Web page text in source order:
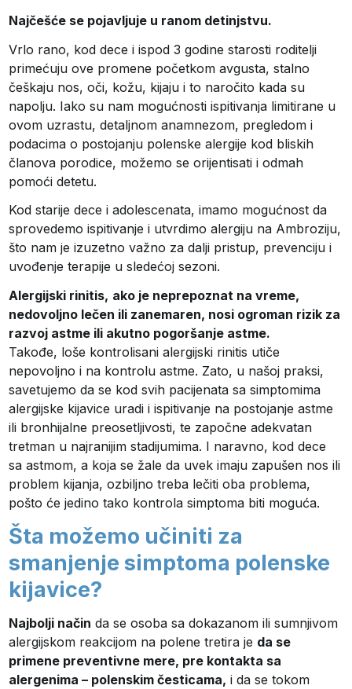
Najčešće se pojavljuje u ranom detinjstvu.
Vrlo rano, kod dece i ispod 3 godine starosti roditelji
primećuju ove promene početkom avgusta, stalno
češkaju nos, oči, kožu, kijaju i to naročito kada su
napolju. Iako su nam mogućnosti ispitivanja limitirane u
ovom uzrastu, detaljnom anamnezom, pregledom i
podacima o postojanju polenske alergije kod bliskih
članova porodice, možemo se orijentisati i odmah
pomoći detetu.
Kod starije dece i adolescenata, imamo mogućnost da
sprovedemo ispitivanje i utvrdimo alergiju na Ambroziju,
što nam je izuzetno važno za dalji pristup, prevenciju i
uvođenje terapije u sledećoj sezoni.
Alergijski rinitis, ako je neprepoznat na vreme,
nedovoljno lečen ili zanemaren, nosi ogroman rizik za
razvoj astme ili akutno pogoršanje astme.
Takođe, loše kontrolisani alergijski rinitis utiče
nepovoljno i na kontrolu astme. Zato, u našoj praksi,
savetujemo da se kod svih pacijenata sa simptomima
alergijske kijavice uradi i ispitivanje na postojanje astme
ili bronhijalne preosetljivosti, te započne adekvatan
tretman u najranijim stadijumima. I naravno, kod dece
sa astmom, a koja se žale da uvek imaju zapušen nos ili
problem kijanja, ozbiljno treba lečiti oba problema,
pošto će jedino tako kontrola simptoma biti moguća.
Šta možemo učiniti za
smanjenje simptoma polenske
kijavice?
Najbolji način da se osoba sa dokazanom ili sumnjivom
alergijskom reakcijom na polene tretira je da se
primene preventivne mere, pre kontakta sa
alergenima – polenskim česticama, i da se tokom